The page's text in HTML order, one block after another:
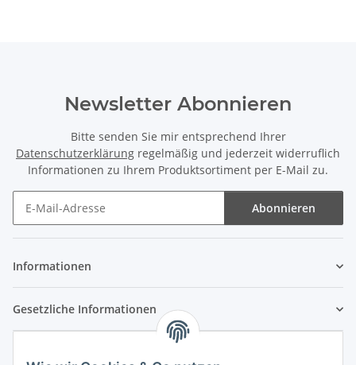
Newsletter Abonnieren
Bitte senden Sie mir entsprechend Ihrer
Datenschutzerklärung regelmäßig und jederzeit widerruflich
Informationen zu Ihrem Produktsortiment per E-Mail zu.
Abonnieren
Informationen
Gesetzliche Informationen